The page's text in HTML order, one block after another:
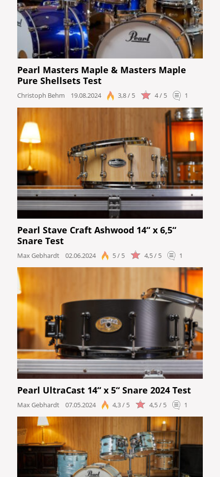
Pearl Masters Maple & Masters Maple
Pure Shellsets Test
Christoph Behm 19.08.2024 3,8 / 5 4 / 5 1
Pearl Stave Craft Ashwood 14“ x 6,5“
Snare Test
Max Gebhardt 02.06.2024 5 / 5 4,5 / 5 1
Pearl UltraCast 14“ x 5“ Snare 2024 Test
Max Gebhardt 07.05.2024 4,3 / 5 4,5 / 5 1